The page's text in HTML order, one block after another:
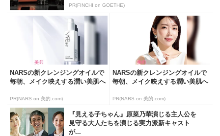
PR(FINCHI on GOETHE)
NARSの新クレンジングオイルで
毎朝、メイク映えする潤い美肌へ
PR(NARS on 美的.com)
NARSの新クレンジングオイルで
毎朝、メイク映えする潤い美肌へ
PR(NARS on 美的.com)
『見える子ちゃん』原菜乃華演じる主人公を
見守る大人たちを演じる実力派新キャスト
が...